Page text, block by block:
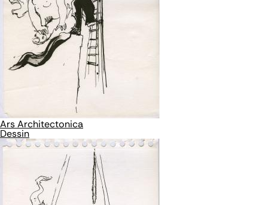
Ars Architectonica
Dessin